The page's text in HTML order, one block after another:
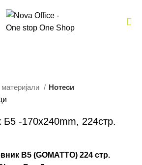
Нотеси
Б5 -170x240mm, 224стр.
B5 (GOMATTO) 224 стр.